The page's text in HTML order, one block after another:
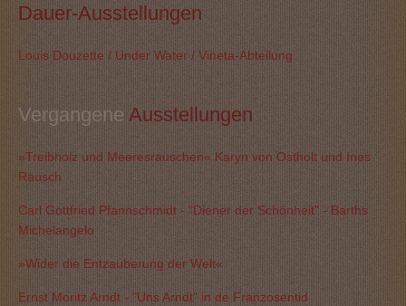
Dauer-Ausstellungen
Louis Douzette / Under Water / Vineta-Abteilung
Vergangene Ausstellungen
»Treibholz und Meeresrauschen« Karyn von Ostholt und Ines
Rausch
Carl Gottfried Pfannschmidt - "Diener der Schönheit" - Barths
Michelangelo
»Wider die Entzauberung der Welt«
Ernst Moritz Arndt - "Uns Arndt" in de Franzosentid